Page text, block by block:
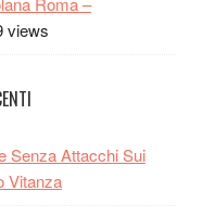
views
Senza Attacchi Sui
Vitanza